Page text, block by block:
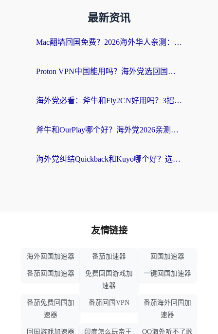
最新资讯
Mac翻墙回国免费？2026海外华人亲测：从CCTV5直播到国内APP，这样选加速器才靠谱
Proton VPN中国能用吗？海外党选回国加速器的避坑指南（附番茄加速器实测）
海外党必看：斧牛和Fly2CN好用吗？3招教你选对回国加速器（附免费试用攻略）
斧牛和OurPlay哪个好？海外党2026亲测：选对加速器，国内资源秒加载
海外党纠结Quickback和Kuyo哪个好？选对回国加速器才能无缝刷国内资源
友情链接
海外回国加速器 番茄加速器 回国加速器
番茄回国加速器
免费回国游戏加
速器
一键回国加速器
番茄免费回国加
速器
番茄回国VPN
番茄海外回国加
速器
回国游戏加速器 印度怎么玩帝王· QQ海外听不了歌